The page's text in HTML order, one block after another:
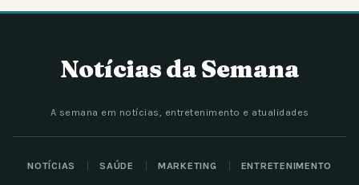
Notícias da Semana
A semana em notícias, entretenimento e atualidades
NOTÍCIAS SAÚDE MARKETING ENTRETENIMENTO